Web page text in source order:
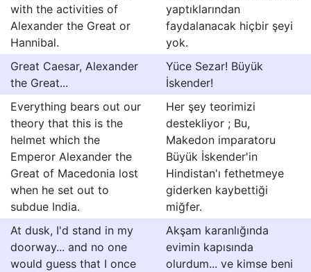
with the activities of
Alexander the Great or
Hannibal.
yaptıklarından
faydalanacak hiçbir şeyi
yok.
Great Caesar, Alexander
the Great...
Yüce Sezar! Büyük
İskender!
Everything bears out our
theory that this is the
helmet which the
Emperor Alexander the
Great of Macedonia lost
when he set out to
subdue India.
Her şey teorimizi
destekliyor ; Bu,
Makedon imparatoru
Büyük İskender'in
Hindistan'ı fethetmeye
giderken kaybettiği
miğfer.
At dusk, I'd stand in my
doorway... and no one
would guess that I once
Akşam karanlığında
evimin kapısında
olurdum... ve kimse beni